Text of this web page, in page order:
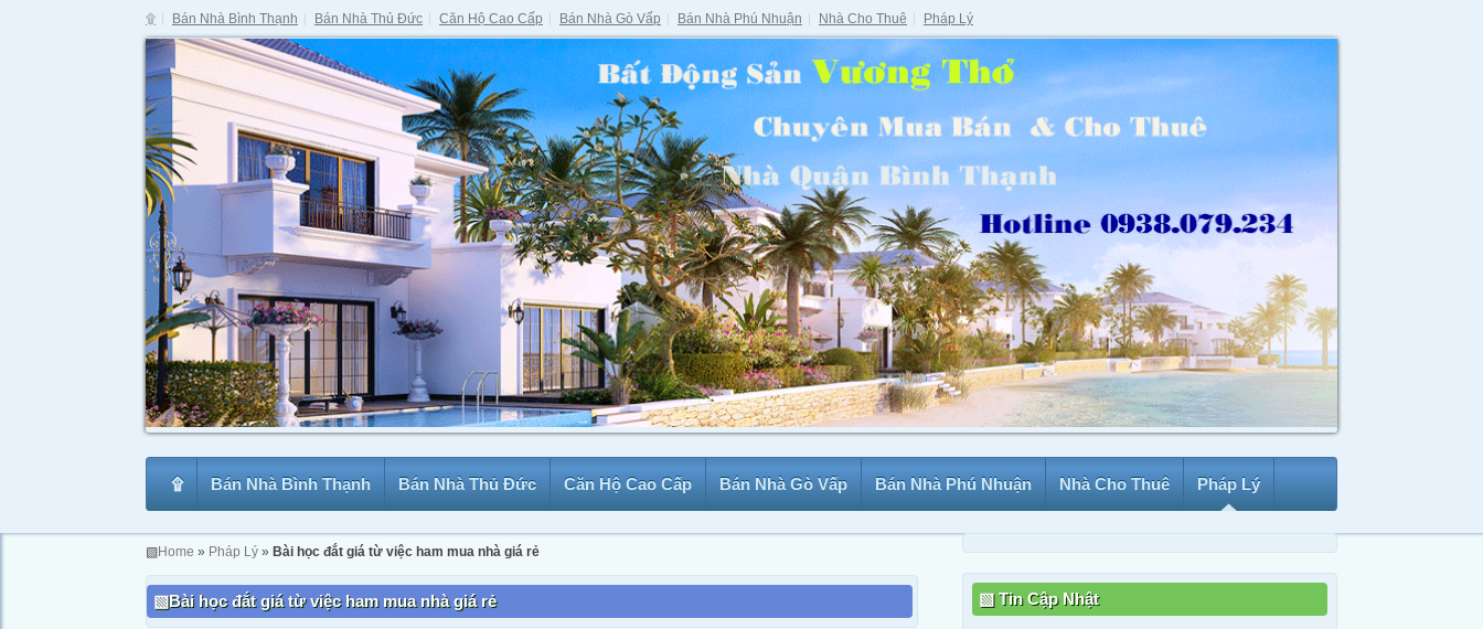
۩ Bán Nhà Bình Thạnh Bán Nhà Thủ Đức Căn Hộ Cao Cấp Bán Nhà Gò Vấp Bán Nhà Phú Nhuận Nhà Cho Thuê Pháp Lý
۩ Bán Nhà Bình Thạnh Bán Nhà Thủ Đức Căn Hộ Cao Cấp Bán Nhà Gò Vấp Bán Nhà Phú Nhuận Nhà Cho Thuê Pháp Lý
▧Home » Pháp Lý » Bài học đắt giá từ việc ham mua nhà giá rẻ
Bài học đắt giá từ việc ham mua nhà giá rẻ Tin Cập Nhật